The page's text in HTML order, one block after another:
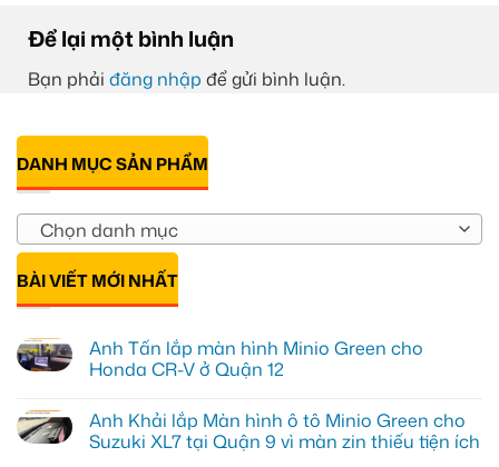
Để lại một bình luận
Bạn phải đăng nhập để gửi bình luận.
DANH MỤC SẢN PHẨM
Chọn danh mục
BÀI VIẾT MỚI NHẤT
Anh Tấn lắp màn hình Minio Green cho
Honda CR-V ở Quận 12
bình
luận
ở
Anh Khải lắp Màn hình ô tô Minio Green cho
Suzuki XL7 tại Quận 9 vì màn zin thiếu tiện ích